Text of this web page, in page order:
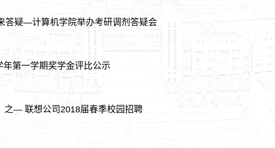
答疑—计算机学院举办考研调剂答疑会
第一学期奖学金评比公示
之— 联想公司2018届春季校园招聘